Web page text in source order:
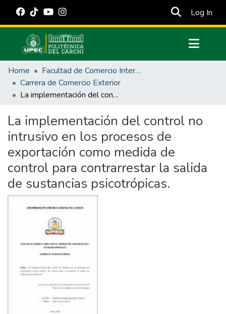
Log In
Communities & Collections
All of DSpace
Statistics
Estadísticas Externas
Manuales
Home
Facultad de Comercio Internacional, Integración, Administración y Economía Empresarial
Carrera de Comercio Exterior
La implementación del control no intrusivo en los procesos de exportación como medida de control para contrarrestar la salida de sustancias psicotrópicas.
La implementación del control no
intrusivo en los procesos de
exportación como medida de
control para contrarrestar la salida
de sustancias psicotrópicas.